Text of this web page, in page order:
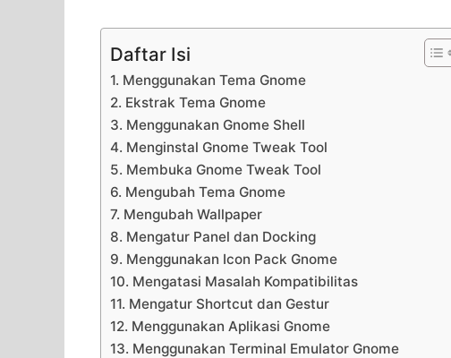
Daftar Isi
1. Menggunakan Tema Gnome
2. Ekstrak Tema Gnome
3. Menggunakan Gnome Shell
4. Menginstal Gnome Tweak Tool
5. Membuka Gnome Tweak Tool
6. Mengubah Tema Gnome
7. Mengubah Wallpaper
8. Mengatur Panel dan Docking
9. Menggunakan Icon Pack Gnome
10. Mengatasi Masalah Kompatibilitas
11. Mengatur Shortcut dan Gestur
12. Menggunakan Aplikasi Gnome
13. Menggunakan Terminal Emulator Gnome